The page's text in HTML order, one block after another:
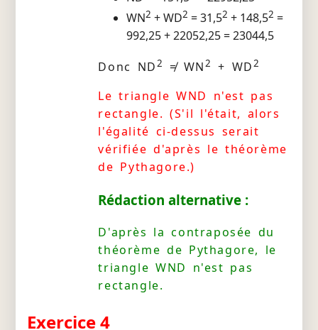
WN2 + WD2 = 31,52 + 148,52 =
992,25 + 22052,25 = 23044,5
Donc ND2 ≠ WN2 + WD2
Le triangle WND n'est pas
rectangle. (S'il l'était, alors
l'égalité ci-dessus serait
vérifiée d'après le théorème
de Pythagore.)
Rédaction alternative :
D'après la contraposée du
théorème de Pythagore, le
triangle WND n'est pas
rectangle.
Exercice 4